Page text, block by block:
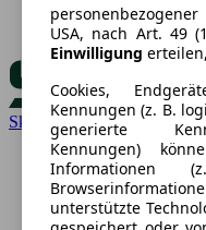
Skoda
USA, nach Art. 49
Einwilligung
Cookies,
Kennungen (z. B.
generierte
Kennungen)
Informationen
unterstützte